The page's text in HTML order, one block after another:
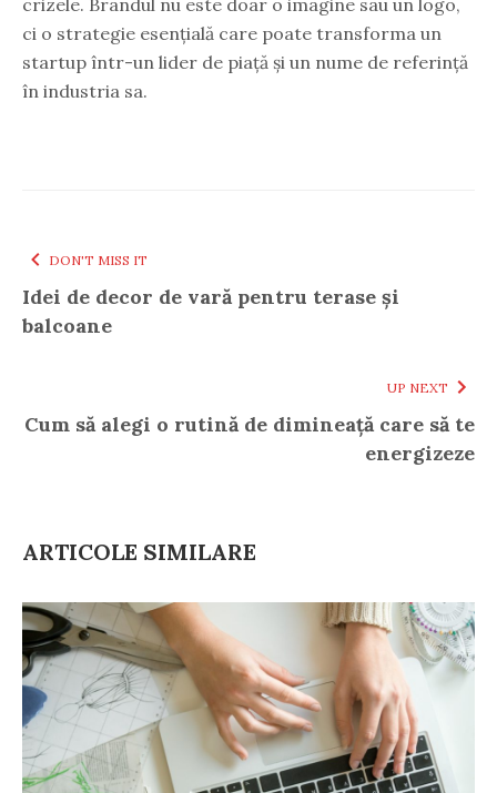
crizele. Brandul nu este doar o imagine sau un logo,
ci o strategie esențială care poate transforma un
startup într-un lider de piață și un nume de referință
în industria sa.
DON'T MISS IT
Idei de decor de vară pentru terase și
balcoane
UP NEXT
Cum să alegi o rutină de dimineață care să te
energizeze
ARTICOLE SIMILARE